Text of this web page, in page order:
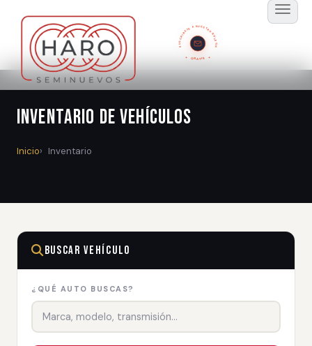
SUSCRÍBETE A NUESTRO BOLETÍN
GRATIS
Inventario de Vehículos
Inicio Inventario
Buscar Vehículo
¿QUÉ AUTO BUSCAS?